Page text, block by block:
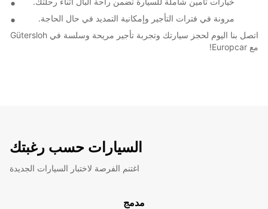
مرونة في فترات التأجير وإمكانية التمديد في حال الحاجة.
اتصل بنا اليوم لحجز سيارتك وتجربة تأجير مريحة وسلسة في Gütersloh
مع Europcar!
السيارات حسب رغبتك
اغتنم الفرصة لاختبار السيارات الجديدة
مدمج